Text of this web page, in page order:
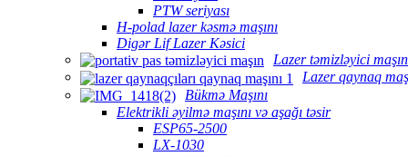
PTW seriyası
H-polad lazer kəsmə maşını
Digər Lif Lazer Kəsici
Lazer təmizləyici maşın
Lazer qaynaq
Bükmə Maşını
Elektrikli əyilmə maşını və aşağı təsir
ESP65-2500
LX-1030